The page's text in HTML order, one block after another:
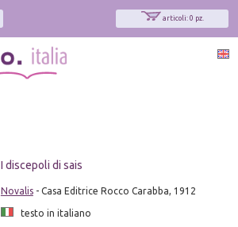
articoli: 0 pz.
I discepoli di sais
Novalis- Casa Editrice Rocco Carabba, 1912
testo in italiano